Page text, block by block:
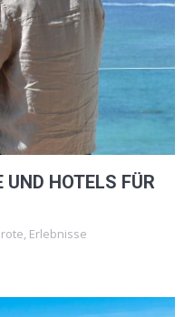
UND HOTELS FÜR
, Erlebnisse